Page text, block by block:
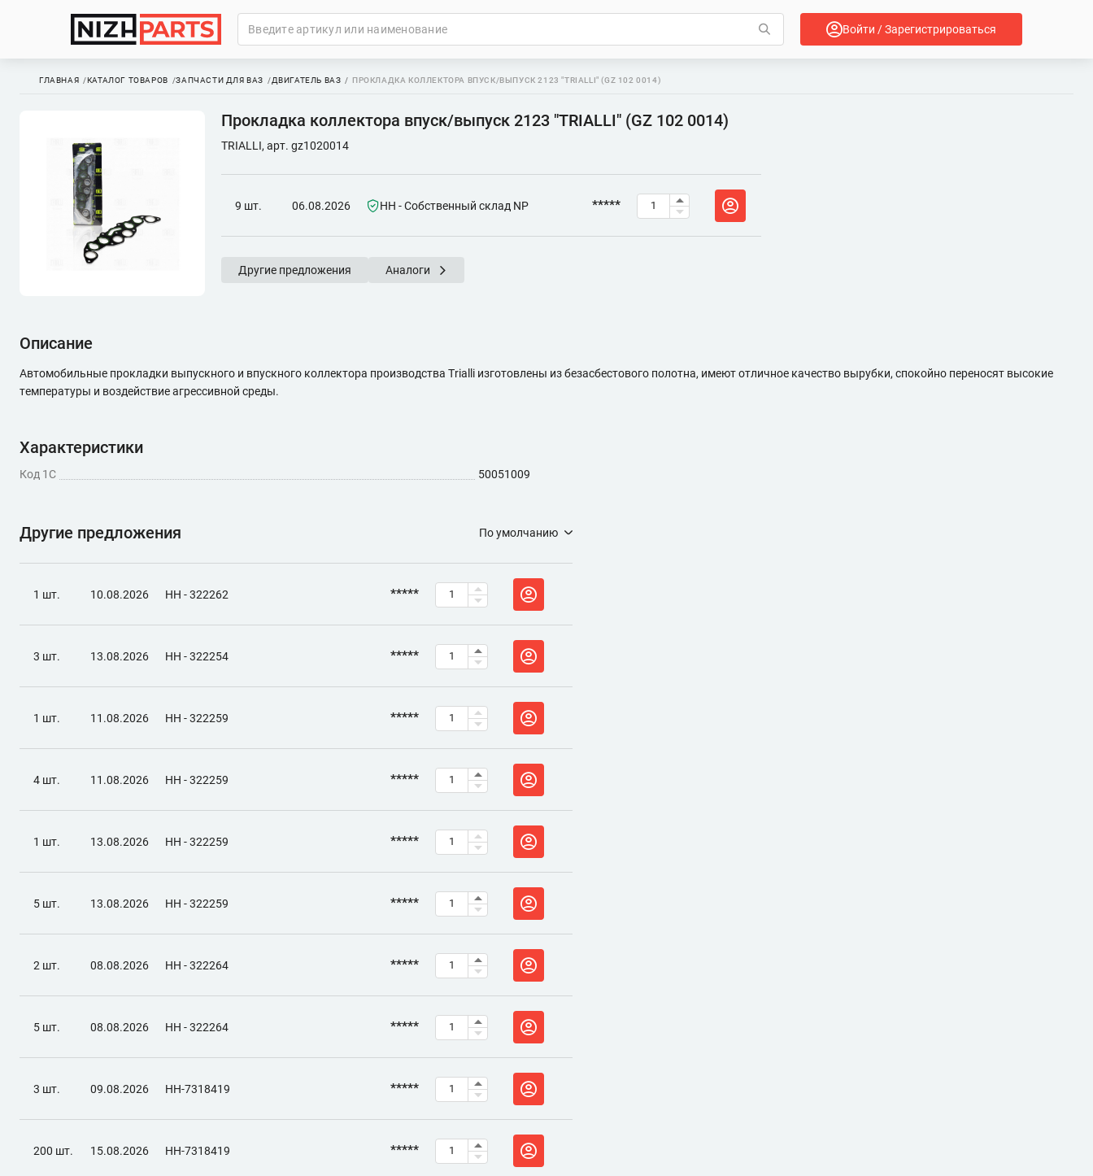
Войти / Зарегистрироваться
ГЛАВНАЯ КАТАЛОГ ТОВАРОВ ЗАПЧАСТИ ДЛЯ ВАЗ ДВИГАТЕЛЬ ВАЗ ПРОКЛАДКА КОЛЛЕКТОРА ВПУСК/ВЫПУСК 2123 "TRIALLI" (GZ 102 0014)
Прокладка коллектора впуск/выпуск 2123 "TRIALLI" (GZ 102 0014)
TRIALLI, арт. gz1020014
9 шт. 06.08.2026 НН - Собственный склад NP *****
Другие предложения Аналоги
Описание
Автомобильные прокладки выпускного и впускного коллектора производства Trialli изготовлены из безасбестового полотна, имеют отличное качество вырубки, спокойно переносят высокие
температуры и воздействие агрессивной среды.
Характеристики
Код 1С 50051009
Другие предложения По умолчанию
1 шт. 10.08.2026 НН - 322262 *****
3 шт. 13.08.2026 НН - 322254 *****
1 шт. 11.08.2026 НН - 322259 *****
4 шт. 11.08.2026 НН - 322259 *****
1 шт. 13.08.2026 НН - 322259 *****
5 шт. 13.08.2026 НН - 322259 *****
2 шт. 08.08.2026 НН - 322264 *****
5 шт. 08.08.2026 НН - 322264 *****
3 шт. 09.08.2026 НН-7318419 *****
200 шт. 15.08.2026 НН-7318419 *****